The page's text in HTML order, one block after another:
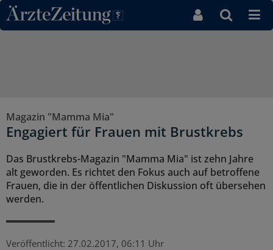
Direkt zum Inhaltsbereich
Magazin "Mamma Mia"
Engagiert für Frauen mit Brustkrebs
Das Brustkrebs-Magazin "Mamma Mia" ist zehn Jahre
alt geworden. Es richtet den Fokus auch auf betroffene
Frauen, die in der öffentlichen Diskussion oft übersehen
werden.
Veröffentlicht: 27.02.2017, 06:11 Uhr